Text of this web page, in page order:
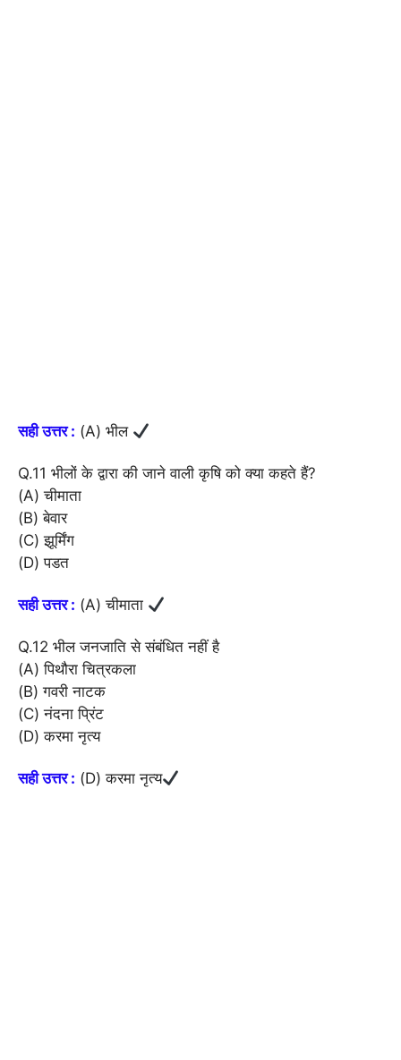
सही उत्तर : (A) भील
Q.11 भीलों के द्वारा की जाने वाली कृषि को क्या कहते हैं?
(A) चीमाता
(B) बेवार
(C) झूर्मिंग
(D) पडत
सही उत्तर : (A) चीमाता
Q.12 भील जनजाति से संबंधित नहीं है
(A) पिथौरा चित्रकला
(B) गवरी नाटक
(C) नंदना प्रिंट
(D) करमा नृत्य
सही उत्तर : (D) करमा नृत्य